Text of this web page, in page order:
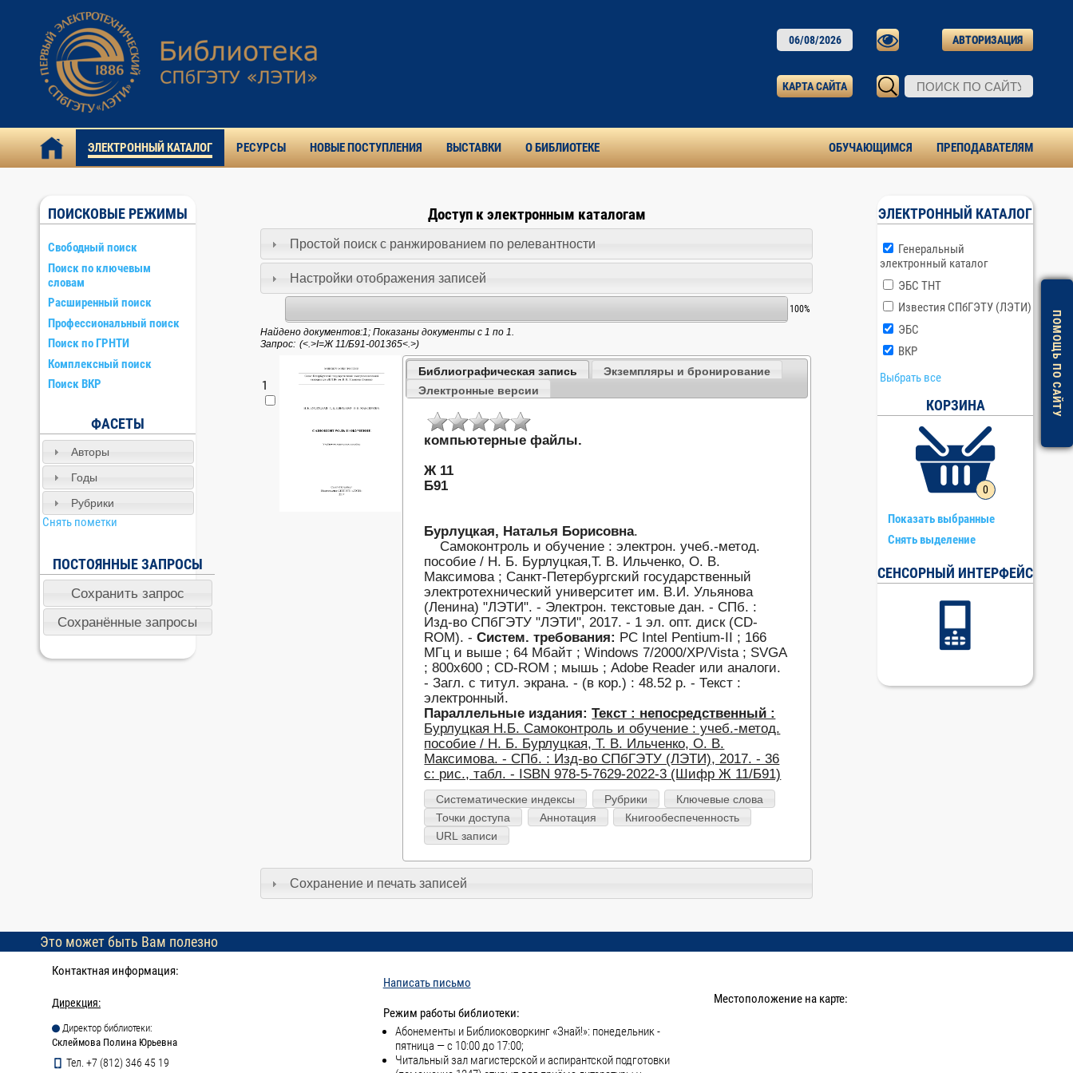
06/08/2026
КАРТА САЙТА
АВТОРИЗАЦИЯ
ЭЛЕКТРОННЫЙ КАТАЛОГ РЕСУРСЫ НОВЫЕ ПОСТУПЛЕНИЯ ВЫСТАВКИ О БИБЛИОТЕКЕ ОБУЧАЮЩИМСЯ ПРЕПОДАВАТЕЛЯМ
ПОИСКОВЫЕ РЕЖИМЫ
Свободный поиск
Поиск по ключевым
словам
Расширенный поиск
Профессиональный поиск
Поиск по ГРНТИ
Комплексный поиск
Поиск ВКР
ФАСЕТЫ
Авторы
Годы
Рубрики
Снять пометки
ПОСТОЯННЫЕ ЗАПРОСЫ
Доступ к электронным каталогам
Простой поиск c ранжированием по релевантности
Настройки отображения записей
100%
Найдено документов:1; Показаны документы с 1 по 1.
Запрос:
1
Библиографическая запись
Экземпляры и бронирование
Электронные версии
компьютерные файлы.
Ж 11
Б91
Бурлуцкая, Наталья Борисовна.
Самоконтроль и обучение : электрон. учеб.-метод.
пособие / Н. Б. Бурлуцкая,Т. В. Ильченко, О. В.
Максимова ; Санкт-Петербургский государственный
электротехнический университет им. В.И. Ульянова
(Ленина) "ЛЭТИ". - Электрон. текстовые дан. - СПб. :
Изд-во СПбГЭТУ "ЛЭТИ", 2017. - 1 эл. опт. диск (CD-
ROM). -Систем. требования: PC Intel Pentium-II ; 166
МГц и выше ; 64 Мбайт ; Windows 7/2000/XP/Vista ; SVGA
; 800х600 ; CD-ROM ; мышь ; Adobe Reader или аналоги.
- Загл. с титул. экрана. - (в кор.) : 48.52 р. - Текст :
электронный.
Параллельные издания:Текст : непосредственный :
Бурлуцкая Н.Б. Самоконтроль и обучение : учеб.-метод.
пособие / Н. Б. Бурлуцкая, Т. В. Ильченко, О. В.
Максимова. - СПб. : Изд-во СПбГЭТУ (ЛЭТИ), 2017. - 36
с: рис., табл. - ISBN 978-5-7629-2022-3 (Шифр Ж 11/Б91)
Систематические индексы Рубрики
Ключевые слова
Точки доступа
Аннотация
Книгообеспеченность
URL записи
Сохранение и печать записей
ЭЛЕКТРОННЫЙ КАТАЛОГ
Генеральный
электронный каталог
ЭБС ТНТ
Известия СПбГЭТУ (ЛЭТИ)
ЭБС
ВКР
Выбрать все
КОРЗИНА
0
Показать выбранные
Снять выделение
СЕНСОРНЫЙ ИНТЕРФЕЙС
Это может быть Вам полезно
Контактная информация:
Дирекция:
Директор библиотеки:
Склеймова Полина Юрьевна
Тел. +7 (812) 346 45 19
Написать письмо
Режим работы библиотеки:
Абонементы и Библиоковоркинг «Знай!»: понедельник -
пятница — с 10:00 до 17:00;
Читальный зал магистерской и аспирантской подготовки
Местоположение на карте:
ПОМОЩЬ ПО САЙТУ